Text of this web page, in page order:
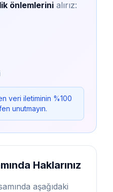
önlemlerini alırız:
veri iletiminin %100
unutmayın.
Haklarınız
aşağıdaki